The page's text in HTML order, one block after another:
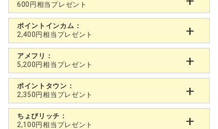
600円相当プレゼント
ポイントインカム：
2,400円相当プレゼント
アメフリ：
5,200円相当プレゼント
ポイントタウン：
2,350円相当プレゼント
ちょびリッチ：
2,100円相当プレゼント